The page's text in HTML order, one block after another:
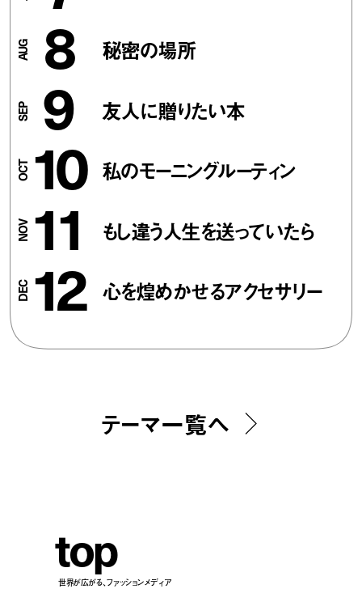
8 秘密の場所
9 友人に贈りたい本
10 私のモーニングルーティン
11 もし違う人生を送っていたら
12 心を煌めかせるアクセサリー
テーマ一覧へ
top
世界が広がる、ファッションメディア